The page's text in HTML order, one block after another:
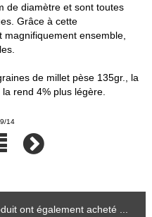
de diamètre et sont toutes
Grâce à cette
ensemble,
de millet pèse 135gr., la
rend 4% plus légère.
14
ont également acheté ...